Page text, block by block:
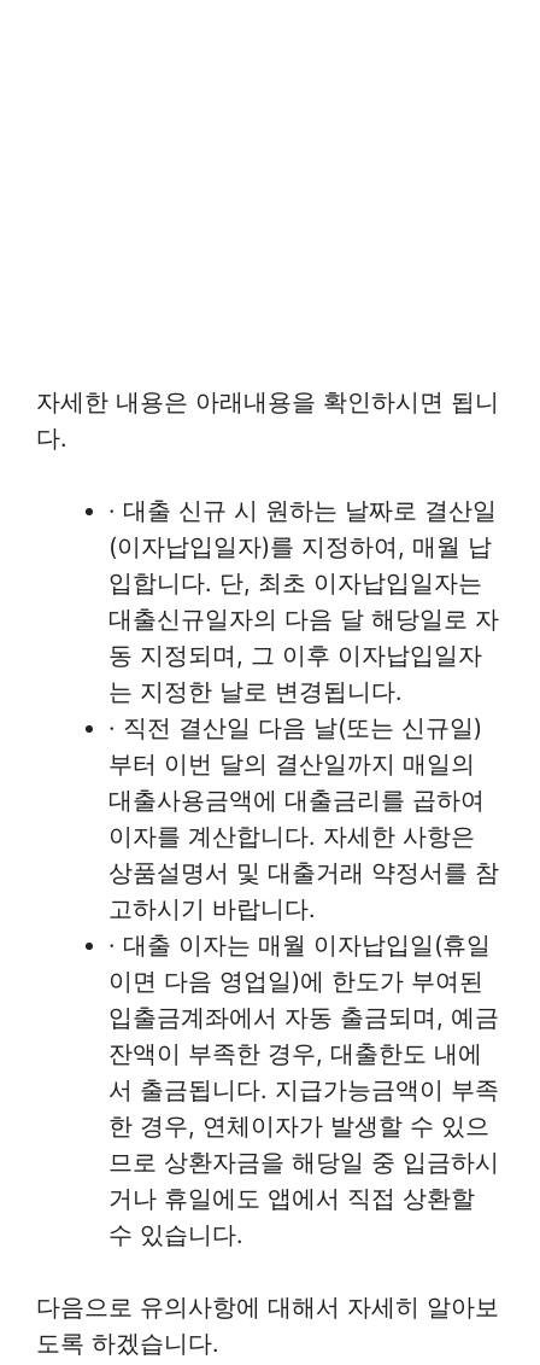
자세한 내용은 아래내용을 확인하시면 됩니
다.
· 대출 신규 시 원하는 날짜로 결산일
(이자납입일자)를 지정하여, 매월 납
입합니다. 단, 최초 이자납입일자는
대출신규일자의 다음 달 해당일로 자
동 지정되며, 그 이후 이자납입일자
는 지정한 날로 변경됩니다.
· 직전 결산일 다음 날(또는 신규일)
부터 이번 달의 결산일까지 매일의
대출사용금액에 대출금리를 곱하여
이자를 계산합니다. 자세한 사항은
상품설명서 및 대출거래 약정서를 참
고하시기 바랍니다.
· 대출 이자는 매월 이자납입일(휴일
이면 다음 영업일)에 한도가 부여된
입출금계좌에서 자동 출금되며, 예금
잔액이 부족한 경우, 대출한도 내에
서 출금됩니다. 지급가능금액이 부족
한 경우, 연체이자가 발생할 수 있으
므로 상환자금을 해당일 중 입금하시
거나 휴일에도 앱에서 직접 상환할
수 있습니다.
다음으로 유의사항에 대해서 자세히 알아보
도록 하겠습니다.